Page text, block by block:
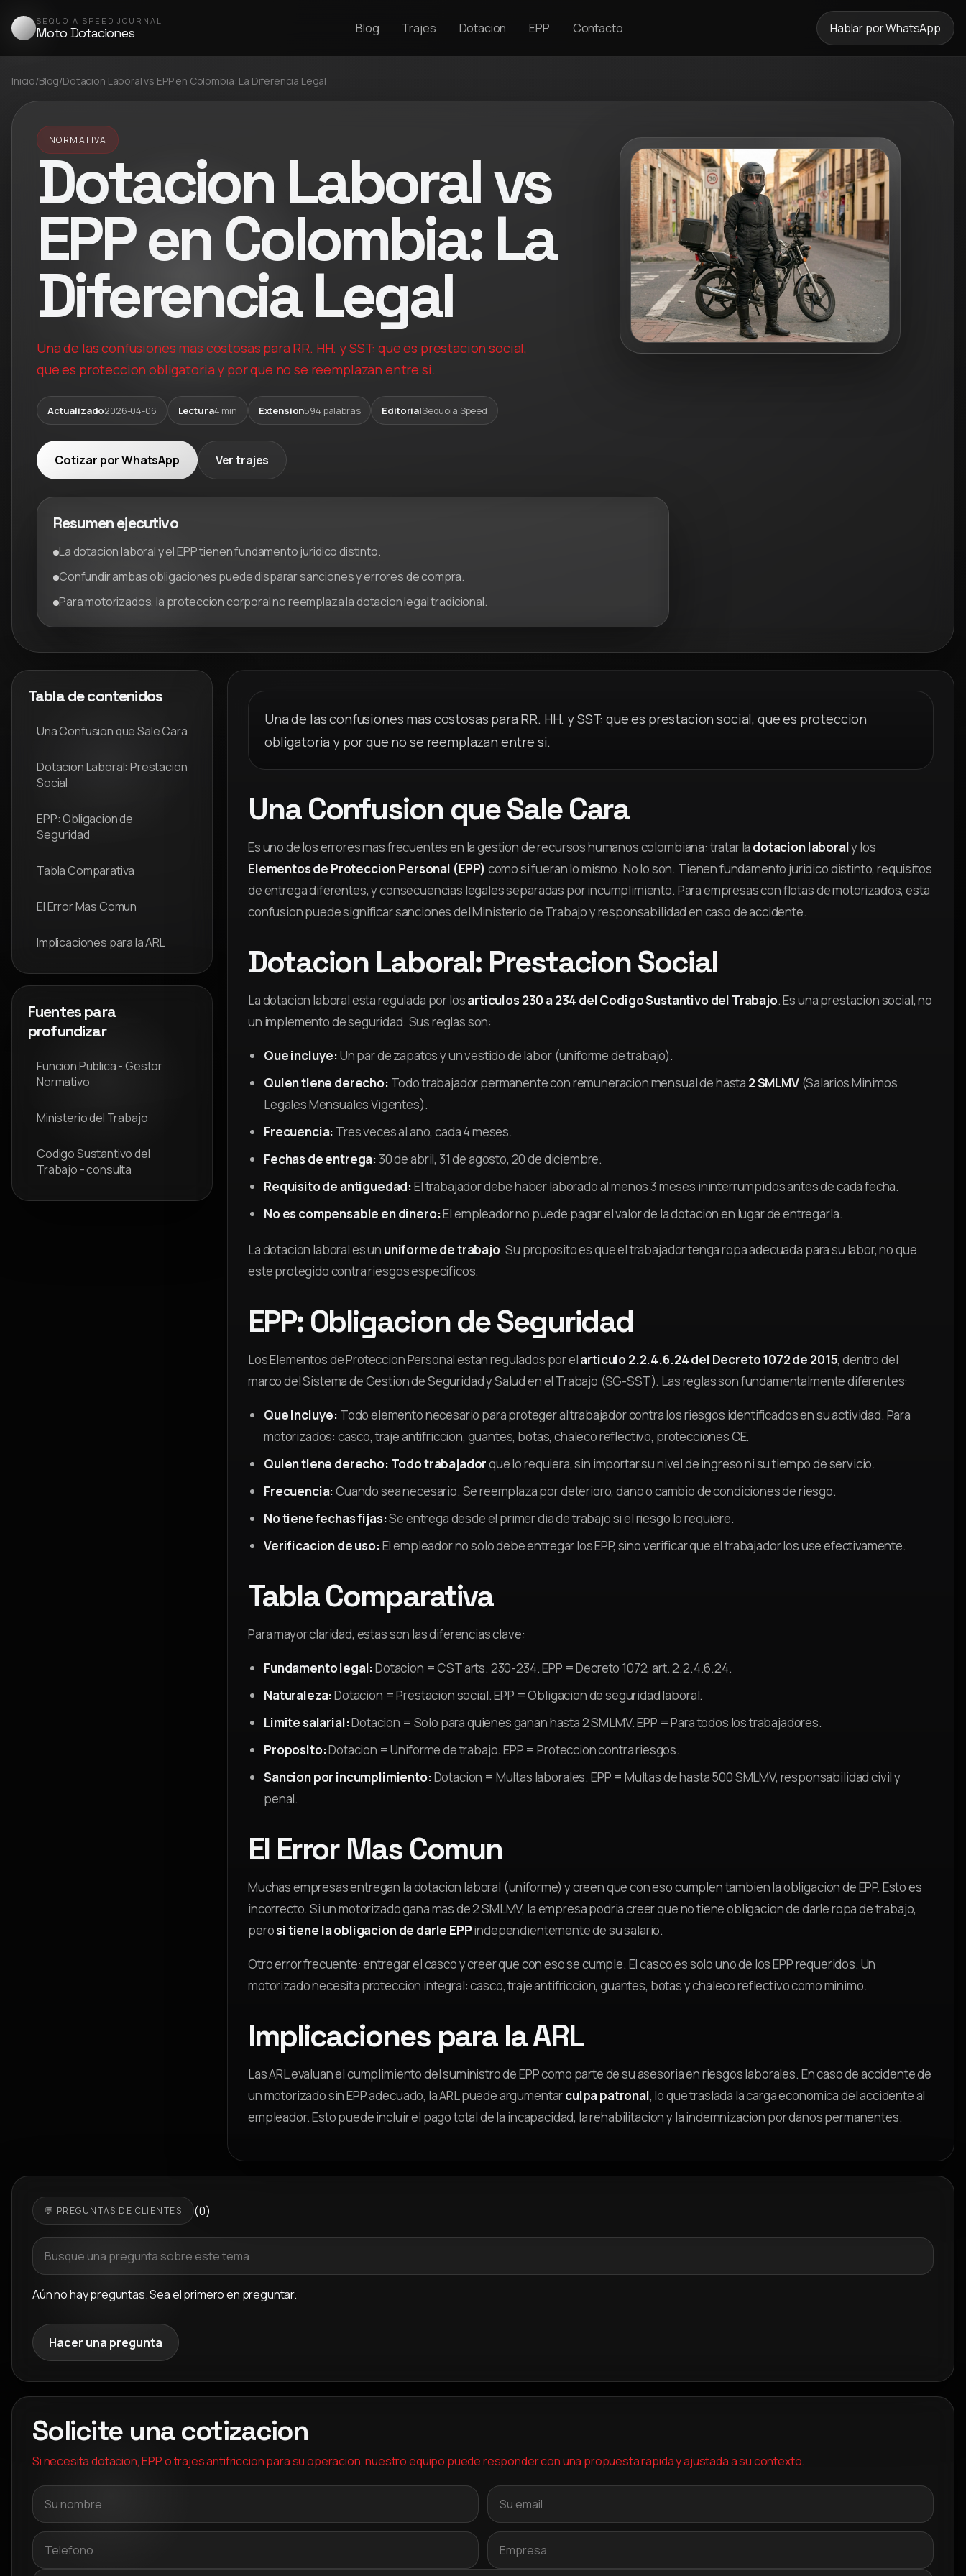
SEQUOIA SPEED JOURNAL
Moto Dotaciones Blog Trajes Dotacion EPP Contacto Hablar por WhatsApp
Inicio/Blog/Dotacion Laboral vs EPP en Colombia: La Diferencia Legal
NORMATIVA
Dotacion Laboral vs
EPP en Colombia: La
Diferencia Legal
Una de las confusiones mas costosas para RR. HH. y SST: que es prestacion social,
que es proteccion obligatoria y por que no se reemplazan entre si.
Actualizado2026-04-06 Lectura4 min Extension594 palabras EditorialSequoia Speed
Cotizar por WhatsApp Ver trajes
Resumen ejecutivo
La dotacion laboral y el EPP tienen fundamento juridico distinto.
Confundir ambas obligaciones puede disparar sanciones y errores de compra.
Para motorizados, la proteccion corporal no reemplaza la dotacion legal tradicional.
Tabla de contenidos
Una Confusion que Sale Cara
Dotacion Laboral: Prestacion
Social
EPP: Obligacion de
Seguridad
Tabla Comparativa
El Error Mas Comun
Implicaciones para la ARL
Fuentes para
profundizar
Funcion Publica - Gestor
Normativo
Ministerio del Trabajo
Codigo Sustantivo del
Trabajo - consulta
Una de las confusiones mas costosas para RR. HH. y SST: que es prestacion social, que es proteccion
obligatoria y por que no se reemplazan entre si.
Una Confusion que Sale Cara
Es uno de los errores mas frecuentes en la gestion de recursos humanos colombiana: tratar la dotacion laboraly los
Elementos de Proteccion Personal (EPP) como si fueran lo mismo. No lo son. Tienen fundamento juridico distinto, requisitos
de entrega diferentes, y consecuencias legales separadas por incumplimiento. Para empresas con flotas de motorizados, esta
confusion puede significar sanciones del Ministerio de Trabajo y responsabilidad en caso de accidente.
Dotacion Laboral: Prestacion Social
La dotacion laboral esta regulada por losarticulos 230 a 234 del Codigo Sustantivo del Trabajo. Es una prestacion social, no
un implemento de seguridad. Sus reglas son:
Que incluye:Un par de zapatos y un vestido de labor (uniforme de trabajo).
Quien tiene derecho: Todo trabajador permanente con remuneracion mensual de hasta 2 SMLMV(Salarios Minimos
Legales Mensuales Vigentes).
Frecuencia: Tres veces al ano, cada 4 meses.
Fechas de entrega:30 de abril, 31 de agosto, 20 de diciembre.
Requisito de antiguedad:El trabajador debe haber laborado al menos 3 meses ininterrumpidos antes de cada fecha.
No es compensable en dinero:El empleador no puede pagar el valor de la dotacion en lugar de entregarla.
La dotacion laboral es un uniforme de trabajo. Su proposito es que el trabajador tenga ropa adecuada para su labor, no que
este protegido contra riesgos especificos.
EPP: Obligacion de Seguridad
Los Elementos de Proteccion Personal estan regulados por elarticulo 2.2.4.6.24 del Decreto 1072 de 2015, dentro del
marco del Sistema de Gestion de Seguridad y Salud en el Trabajo (SG-SST). Las reglas son fundamentalmente diferentes:
Que incluye: Todo elemento necesario para proteger al trabajador contra los riesgos identificados en su actividad. Para
motorizados: casco, traje antifriccion, guantes, botas, chaleco reflectivo, protecciones CE.
Quien tiene derecho: Todo trabajadorque lo requiera, sin importar su nivel de ingreso ni su tiempo de servicio.
Frecuencia:Cuando sea necesario. Se reemplaza por deterioro, dano o cambio de condiciones de riesgo.
No tiene fechas fijas:Se entrega desde el primer dia de trabajo si el riesgo lo requiere.
Verificacion de uso:El empleador no solo debe entregar los EPP, sino verificar que el trabajador los use efectivamente.
Tabla Comparativa
Para mayor claridad, estas son las diferencias clave:
Fundamento legal:Dotacion = CST arts. 230-234. EPP = Decreto 1072, art. 2.2.4.6.24.
Naturaleza:Dotacion = Prestacion social. EPP = Obligacion de seguridad laboral.
Limite salarial:Dotacion = Solo para quienes ganan hasta 2 SMLMV. EPP = Para todos los trabajadores.
Proposito:Dotacion = Uniforme de trabajo. EPP = Proteccion contra riesgos.
Sancion por incumplimiento:Dotacion = Multas laborales. EPP = Multas de hasta 500 SMLMV, responsabilidad civil y
penal.
El Error Mas Comun
Muchas empresas entregan la dotacion laboral (uniforme) y creen que con eso cumplen tambien la obligacion de EPP. Esto es
incorrecto. Si un motorizado gana mas de 2 SMLMV, la empresa podria creer que no tiene obligacion de darle ropa de trabajo,
perosi tiene la obligacion de darle EPPindependientemente de su salario.
Otro error frecuente: entregar el casco y creer que con eso se cumple. El casco es solo uno de los EPP requeridos. Un
motorizado necesita proteccion integral: casco, traje antifriccion, guantes, botas y chaleco reflectivo como minimo.
Implicaciones para la ARL
Las ARL evaluan el cumplimiento del suministro de EPP como parte de su asesoria en riesgos laborales. En caso de accidente de
un motorizado sin EPP adecuado, la ARL puede argumentarculpa patronal, lo que traslada la carga economica del accidente al
empleador. Esto puede incluir el pago total de la incapacidad, la rehabilitacion y la indemnizacion por danos permanentes.
💬 PREGUNTAS DE CLIENTES (0)
Aún no hay preguntas. Sea el primero en preguntar.
Hacer una pregunta
Solicite una cotizacion
Si necesita dotacion, EPP o trajes antifriccion para su operacion, nuestro equipo puede responder con una propuesta rapida y ajustada a su contexto.